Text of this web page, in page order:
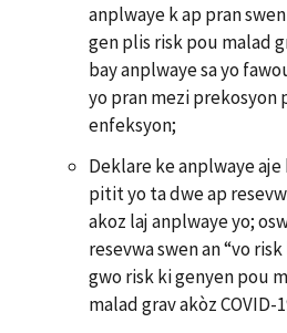
anplwaye k ap pran
gen plis risk pou malad
bay anplwaye sa yo
yo pran mezi prekosyon
enfeksyon;
Deklare ke anplwaye
pitit yo ta dwe ap
akoz laj anplwaye yo;
resevwa swen an “vo
gwo risk ki genyen pou
malad grav akòz COVID-